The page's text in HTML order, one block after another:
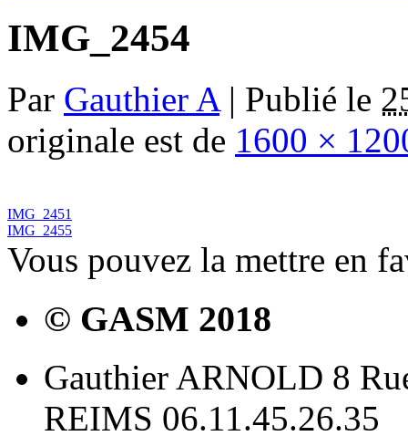
IMG_2454
Par Gauthier A | Publié le
originale est de 1600 ×
IMG_2451
IMG_2455
Vous pouvez la mettre en
© GASM 2018
Gauthier ARNOLD 8
REIMS 06.11.45.26.35